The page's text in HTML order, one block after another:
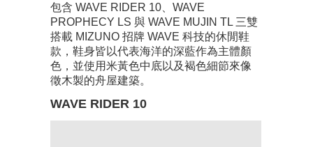
包含 WAVE RIDER 10、WAVE
PROPHECY LS 與 WAVE MUJIN TL 三雙
搭載 MIZUNO 招牌 WAVE 科技的休閒鞋
款，鞋身皆以代表海洋的深藍作為主體顏
色，並使用米黃色中底以及褐色細節來像
徵木製的舟屋建築。
WAVE RIDER 10